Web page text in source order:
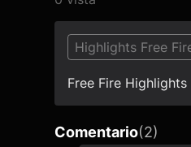
Highlights Free
Free Fire
Comentario(2)